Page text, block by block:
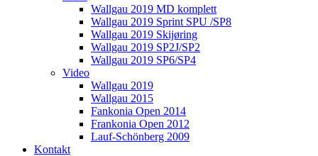
Wallgau 2019 MD komplett
Wallgau 2019 Sprint SPU /SP8
Wallgau 2019 Skijøring
Wallgau 2019 SP2J/SP2
Wallgau 2019 SP6/SP4
Video
Wallgau 2019
Wallgau 2015
Fankonia Open 2014
Frankonia Open 2012
Lauf-Schönberg 2009
Kontakt